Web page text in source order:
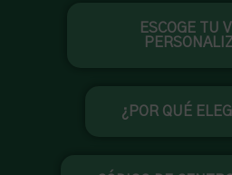
ESCOGE TU
¿POR QUÉ